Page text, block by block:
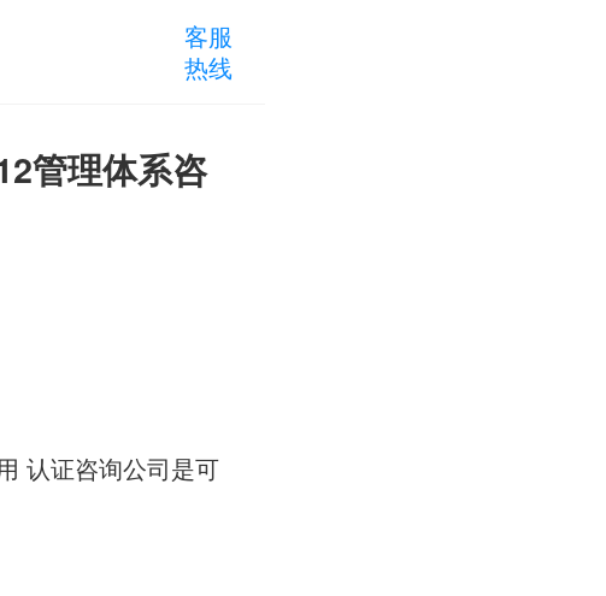
客服
热线
管理体系咨
认证咨询公司是可